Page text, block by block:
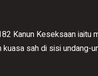
Kanun Keseksaan iaitu
sah di sisi undang-